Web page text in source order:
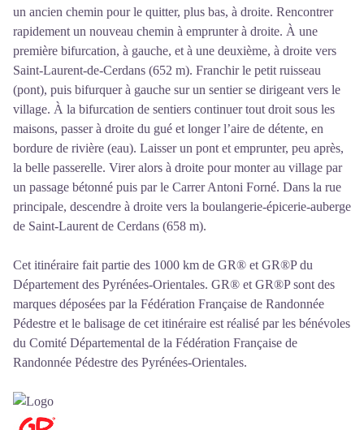
un ancien chemin pour le quitter, plus bas, à droite. Rencontrer
rapidement un nouveau chemin à emprunter à droite. À une
première bifurcation, à gauche, et à une deuxième, à droite vers
Saint-Laurent-de-Cerdans (652 m). Franchir le petit ruisseau
(pont), puis bifurquer à gauche sur un sentier se dirigeant vers le
village. À la bifurcation de sentiers continuer tout droit sous les
maisons, passer à droite du gué et longer l’aire de détente, en
bordure de rivière (eau). Laisser un pont et emprunter, peu après,
la belle passerelle. Virer alors à droite pour monter au village par
un passage bétonné puis par le Carrer Antoni Forné. Dans la rue
principale, descendre à droite vers la boulangerie-épicerie-auberge
de Saint-Laurent de Cerdans (658 m).
Cet itinéraire fait partie des 1000 km de GR® et GR®P du
Département des Pyrénées-Orientales. GR® et GR®P sont des
marques déposées par la Fédération Française de Randonnée
Pédestre et le balisage de cet itinéraire est réalisé par les bénévoles
du Comité Départemental de la Fédération Française de
Randonnée Pédestre des Pyrénées-Orientales.